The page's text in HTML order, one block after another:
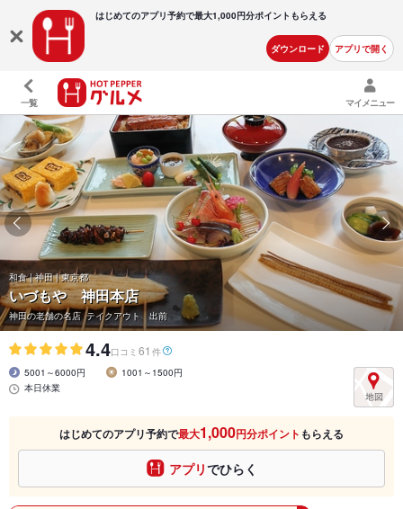
はじめてのアプリ予約で最大1,000円分ポイントもらえる
ダウンロード アプリで開く
一覧 マイメニュー
和食 | 神田 | 東京都
いづもや 神田本店
神田の老舗の名店 テイクアウト 出前
4.4口コミ 61 件
5001～6000円
1001～1500円
本日休業
はじめてのアプリ予約で最大1,000円分ポイント もらえる
アプリでひらく